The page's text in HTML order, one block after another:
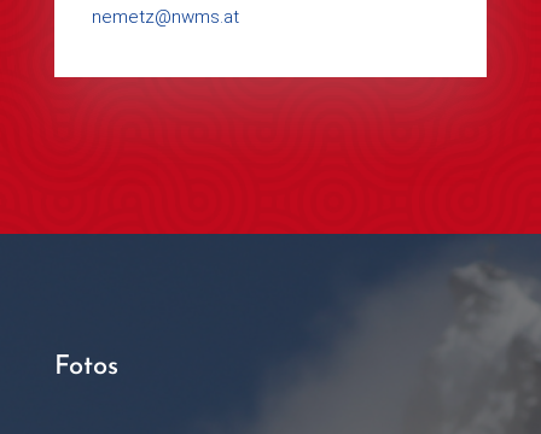
nemetz@nwms.at
Fotos